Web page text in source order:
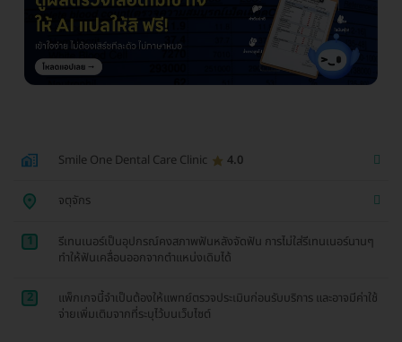
Smile One Dental Care Clinic 4.0
จตุจักร
1
รีเทนเนอร์เป็นอุปกรณ์คงสภาพฟันหลังจัดฟัน การไม่ใส่รีเทนเนอร์นานๆ
ทำให้ฟันเคลื่อนออกจากตำแหน่งเดิมได้
2
แพ็กเกจนี้จำเป็นต้องให้แพทย์ตรวจประเมินก่อนรับบริการ และอาจมีค่าใช้
จ่ายเพิ่มเติมจากที่ระบุไว้บนเว็บไซต์